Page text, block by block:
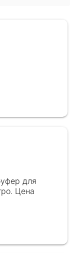
для
Цена